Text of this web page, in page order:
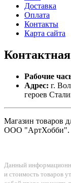
Доставка
Оплата
Контакты
Карта сайта
Контактная
Рабочие
Адрес: г.
героев
Магазин товаров
ООО "АртХобби".
Данный
и стоимость товаров